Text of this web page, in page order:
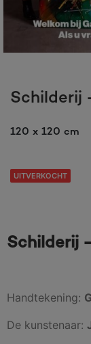
Schilderij
120 x 120 cm
UITVERKOCHT
Schilderij
Handtekening:
De kunstenaar: